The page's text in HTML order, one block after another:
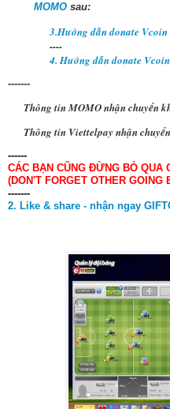
MOMOsau:
3.Hướng dẫn donate
----
4. Hướng dẫn donate
-------
Thông tin MOMO nhận chuyển
Thông tin Viettelpay nhận
------
CÁC BẠN CŨNG ĐỪNG BỎ QUA
(DON'T FORGET OTHER GOING
-------
2. Like & share - nhận ngay